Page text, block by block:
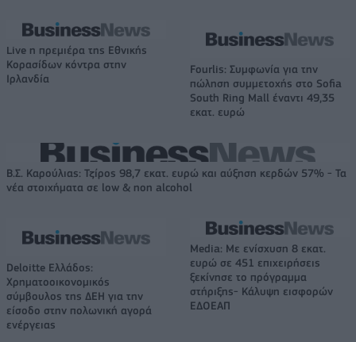
Live η πρεμιέρα της Εθνικής
Κορασίδων κόντρα στην
Ιρλανδία
Fourlis: Συμφωνία για την
πώληση συμμετοχής στο Sofia
South Ring Mall έναντι 49,35
εκατ. ευρώ
Β.Σ. Καρούλιας: Τζίρος 98,7 εκατ. ευρώ και αύξηση κερδών 57% - Τα
νέα στοιχήματα σε low & non alcohol
Deloitte Ελλάδος:
Χρηματοοικονομικός
σύμβουλος της ΔΕΗ για την
είσοδο στην πολωνική αγορά
ενέργειας
Media: Με ενίσχυση 8 εκατ.
ευρώ σε 451 επιχειρήσεις
ξεκίνησε το πρόγραμμα
στήριξης- Κάλυψη εισφορών
ΕΔΟΕΑΠ